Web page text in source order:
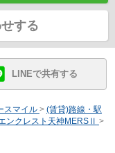
する
LINEで共有する
スマイル > (賃貸)路線・駅
ンクレスト天神MERSⅡ >